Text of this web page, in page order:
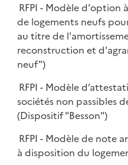
RFPI - Modèle d'option
de logements neufs
au titre de
reconstruction et
neuf")
RFPI - Modèle
sociétés non passibles
(Dispositif "Besson")
RFPI - Modèle de note
à disposition du